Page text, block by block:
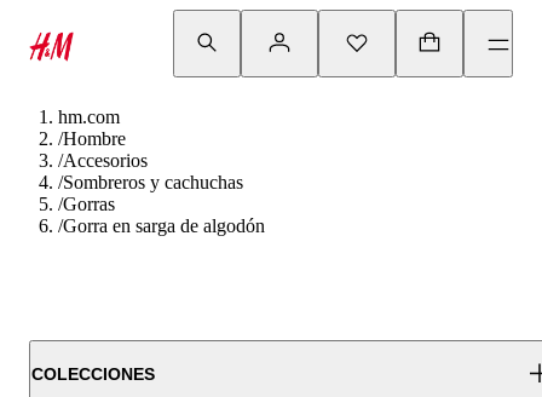
hm.com
/Hombre
/Accesorios
/Sombreros y cachuchas
/Gorras
/Gorra en sarga de algodón
COLECCIONES